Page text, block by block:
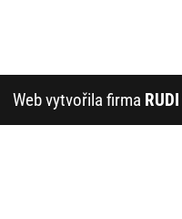
Web vytvořila firma RUDI